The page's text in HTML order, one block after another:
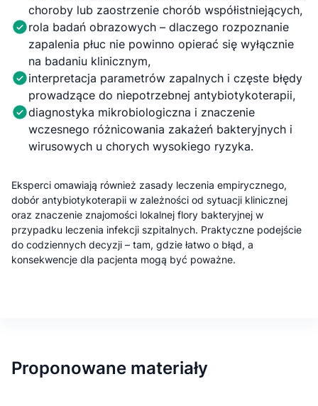
choroby lub zaostrzenie chorób współistniejących,
rola badań obrazowych – dlaczego rozpoznanie
zapalenia płuc nie powinno opierać się wyłącznie
na badaniu klinicznym,
interpretacja parametrów zapalnych i częste błędy
prowadzące do niepotrzebnej antybiotykoterapii,
diagnostyka mikrobiologiczna i znaczenie
wczesnego różnicowania zakażeń bakteryjnych i
wirusowych u chorych wysokiego ryzyka.
Eksperci omawiają również zasady leczenia empirycznego,
dobór antybiotykoterapii w zależności od sytuacji klinicznej
oraz znaczenie znajomości lokalnej flory bakteryjnej w
przypadku leczenia infekcji szpitalnych. Praktyczne podejście
do codziennych decyzji – tam, gdzie łatwo o błąd, a
konsekwencje dla pacjenta mogą być poważne.
Proponowane materiały